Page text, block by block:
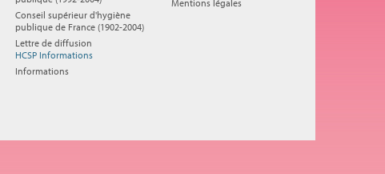
Conseil supérieur d'hygiène
publique de France (1902-2004)
Lettre de diffusion
HCSP Informations
Informations
Mentions légales